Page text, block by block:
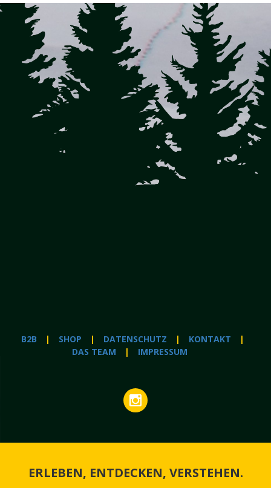
B2B SHOP DATENSCHUTZ
KONTAKT
DAS TEAM
IMPRESSUM
ERLEBEN, ENTDECKEN, VERSTEHEN.